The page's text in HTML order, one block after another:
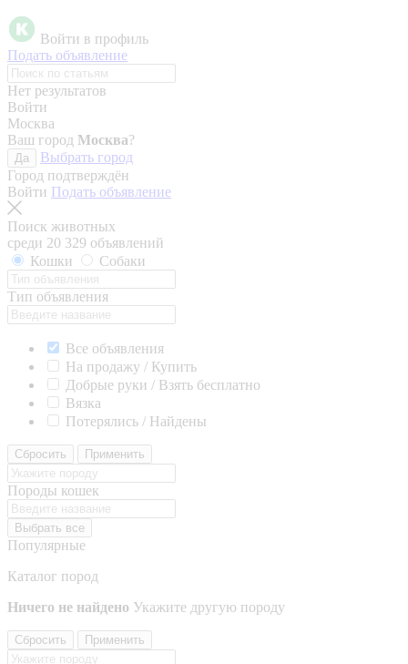
Войти в профиль
Подать объявление
Нет результатов
Войти
Москва
Ваш город Москва?
Да
Выбрать город
Город подтверждён
Войти Подать объявление
Поиск животных
среди 20 329 объявлений
Кошки
Собаки
Тип объявления
Все объявления
На продажу / Купить
Добрые руки / Взять бесплатно
Вязка
Потерялись / Найдены
Сбросить Применить
Породы кошек
Выбрать все
Популярные
Каталог пород
Ничего не найдено Укажите другую породу
Сбросить Применить